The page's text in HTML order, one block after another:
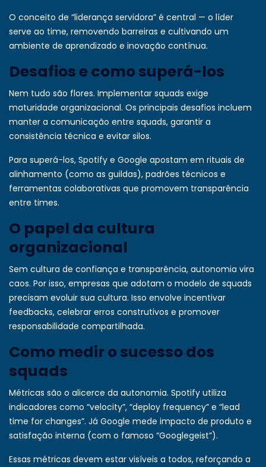
O conceito de “liderança servidora” é central — o líder
serve ao time, removendo barreiras e cultivando um
ambiente de aprendizado e inovação contínua.
Desafios e como superá-los
Nem tudo são flores. Implementar squads exige
maturidade organizacional. Os principais desafios incluem
manter a comunicação entre squads, garantir a
consistência técnica e evitar silos.
Para superá-los, Spotify e Google apostam em rituais de
alinhamento (como as guildas), padrões técnicos e
ferramentas colaborativas que promovem transparência
entre times.
O papel da cultura
organizacional
Sem cultura de confiança e transparência, autonomia vira
caos. Por isso, empresas que adotam o modelo de squads
precisam evoluir sua cultura. Isso envolve incentivar
feedbacks, celebrar erros construtivos e promover
responsabilidade compartilhada.
Como medir o sucesso dos
squads
Métricas são o alicerce da autonomia. Spotify utiliza
indicadores como “velocity”, “deploy frequency” e “lead
time for changes”. Já Google mede impacto de produto e
satisfação interna (com o famoso “Googlegeist”).
Essas métricas devem estar visíveis a todos, reforçando a